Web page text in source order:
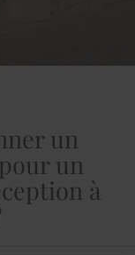
un
un
à